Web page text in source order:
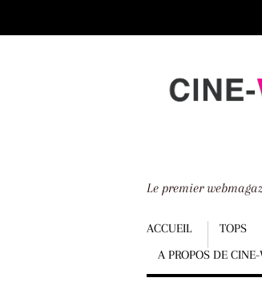
down
Le premier
Menu
ACCUEIL TOPS
A PROPOS DE
Scroll